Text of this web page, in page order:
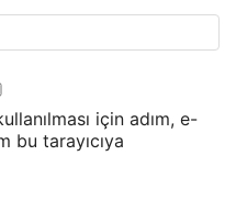
için adım, e-
bu tarayıcıya